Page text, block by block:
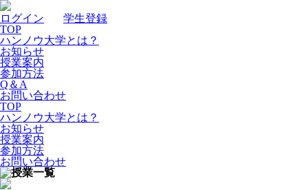
ログイン
学生登録
TOP
ハンノウ大学とは？
お知らせ
授業案内
参加方法
Q＆A
お問い合わせ
TOP
ハンノウ大学とは？
お知らせ
授業案内
参加方法
お問い合わせ